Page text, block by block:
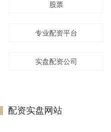
股票
专业配资平台
实盘配资公司
配资实盘网站